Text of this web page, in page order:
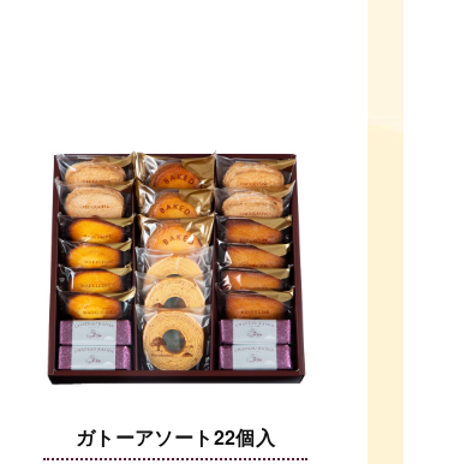
ガトーアソート22個入